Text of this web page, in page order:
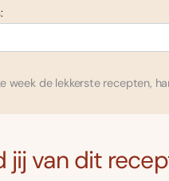
week de lekkerste recepten,
jij van dit